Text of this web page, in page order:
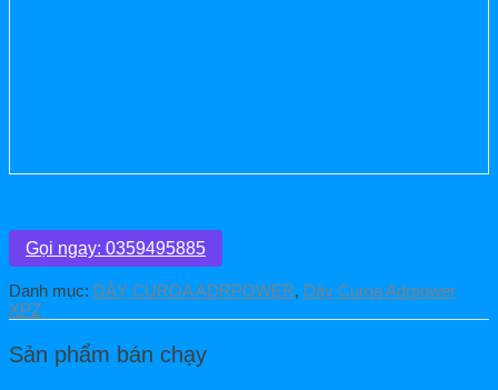
Gọi ngay: 0359495885
Danh mục: DÂY CUROA ADRPOWER, Dây Curoa Adrpower
XPZ
Sản phẩm bán chạy